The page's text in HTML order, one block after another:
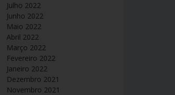
Julho 2022
Junho 2022
Maio 2022
Abril 2022
Março 2022
Fevereiro 2022
Janeiro 2022
Dezembro 2021
Novembro 2021